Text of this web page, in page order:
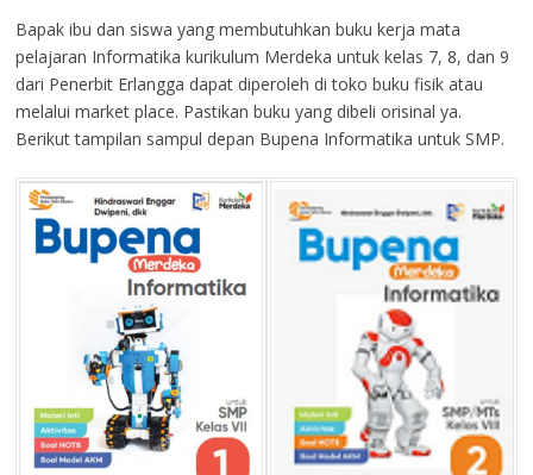
Bapak ibu dan siswa yang membutuhkan buku kerja mata
pelajaran Informatika kurikulum Merdeka untuk kelas 7, 8, dan 9
dari Penerbit Erlangga dapat diperoleh di toko buku fisik atau
melalui market place. Pastikan buku yang dibeli orisinal ya.
Berikut tampilan sampul depan Bupena Informatika untuk SMP.